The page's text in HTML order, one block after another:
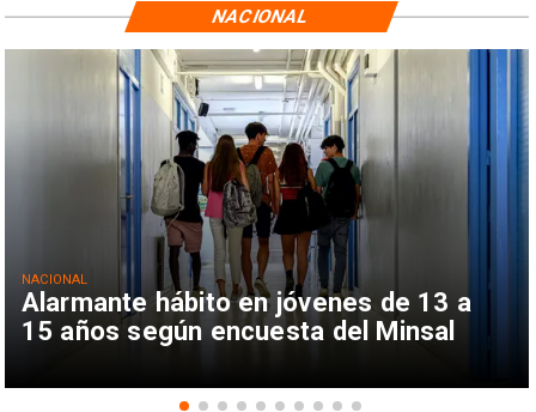
Alarmante hábito en jóvenes de 13 a
15 años según encuesta del Minsal
NACIONAL
NACIONAL